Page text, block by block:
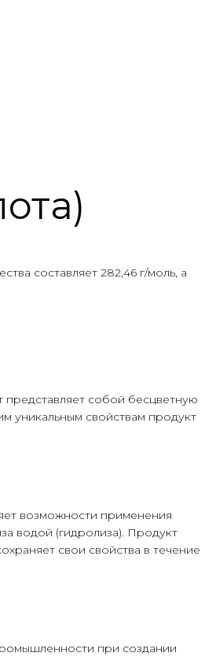
составляет 282,46 г/моль, а
собой бесцветную
уникальным свойствам продукт
возможности применения
водой (гидролиза). Продукт
свои свойства в течение
при создании